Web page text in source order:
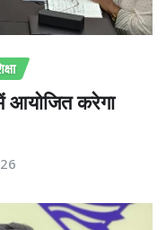
आयोजित करेगा